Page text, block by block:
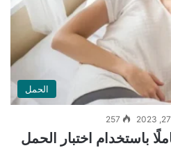
الحمل
257
باستخدام اختبار الحمل